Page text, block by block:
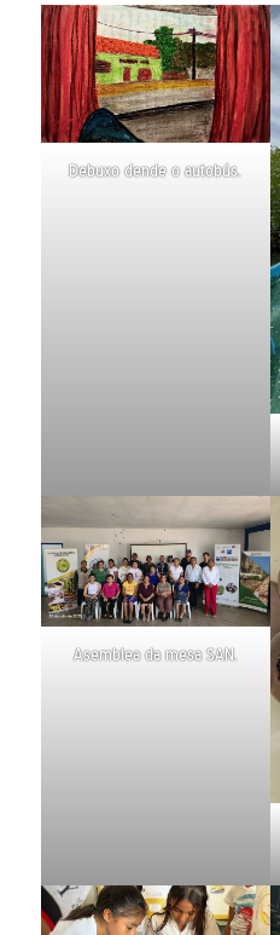
Debuxo dende o autobús.
Asemblea da mesa SAN.